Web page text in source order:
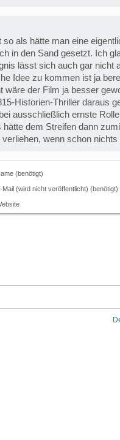
so als hätte man eine
in den Sand gesetzt. Ich
lässt sich auch gar nicht
Idee zu kommen ist ja
wäre der Film ja besser
Historien-Thriller daraus
ausschließlich ernste
hätte dem Streifen dann
wenn schon nichts
(benötigt)
Mail (wird nicht veröffentlicht) (benötigt)